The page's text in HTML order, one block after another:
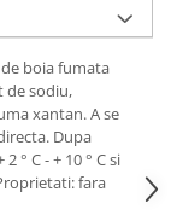
boia fumata
de sodiu,
xantan. A se
Dupa
° C - + 10 ° C si
fara